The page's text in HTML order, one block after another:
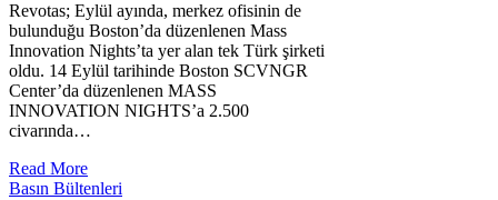
Revotas; Eylül ayında, merkez ofisinin de
bulunduğu Boston’da düzenlenen Mass
Innovation Nights’ta yer alan tek Türk şirketi
oldu. 14 Eylül tarihinde Boston SCVNGR
Center’da düzenlenen MASS
INNOVATION NIGHTS’a 2.500
civarında…
Read More
Basın Bültenleri